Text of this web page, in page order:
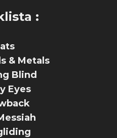
:
& Metals
Blind
Eyes